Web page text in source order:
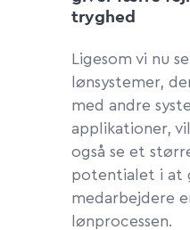
tryghed
Ligesom vi nu
lønsystemer,
med andre
applikationer,
også se et
potentialet i at
medarbejdere
lønprocessen.